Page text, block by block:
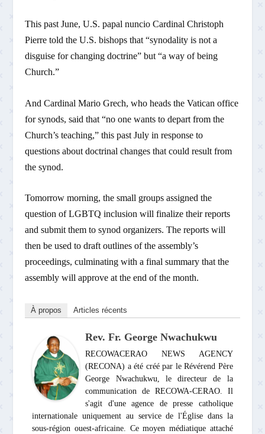
This past June, U.S. papal nuncio Cardinal Christoph
Pierre told the U.S. bishops that “synodality is not a
disguise for changing doctrine” but “a way of being
Church.”
And Cardinal Mario Grech, who heads the Vatican office
for synods, said that “no one wants to depart from the
Church’s teaching,” this past July in response to
questions about doctrinal changes that could result from
the synod.
Tomorrow morning, the small groups assigned the
question of LGBTQ inclusion will finalize their reports
and submit them to synod organizers. The reports will
then be used to draft outlines of the assembly’s
proceedings, culminating with a final summary that the
assembly will approve at the end of the month.
À propos Articles récents
Rev. Fr. George Nwachukwu
RECOWACERAO NEWS AGENCY
(RECONA) a été créé par le Révérend Père
George Nwachukwu, le directeur de la
communication de RECOWA-CERAO. Il
s'agit d'une agence de presse catholique
internationale uniquement au service de l'Église dans la
sous-région ouest-africaine. Ce moyen médiatique attaché